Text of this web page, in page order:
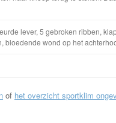
lever, 5 gebroken ribben,
bloedende wond op het
of het overzicht sportklim